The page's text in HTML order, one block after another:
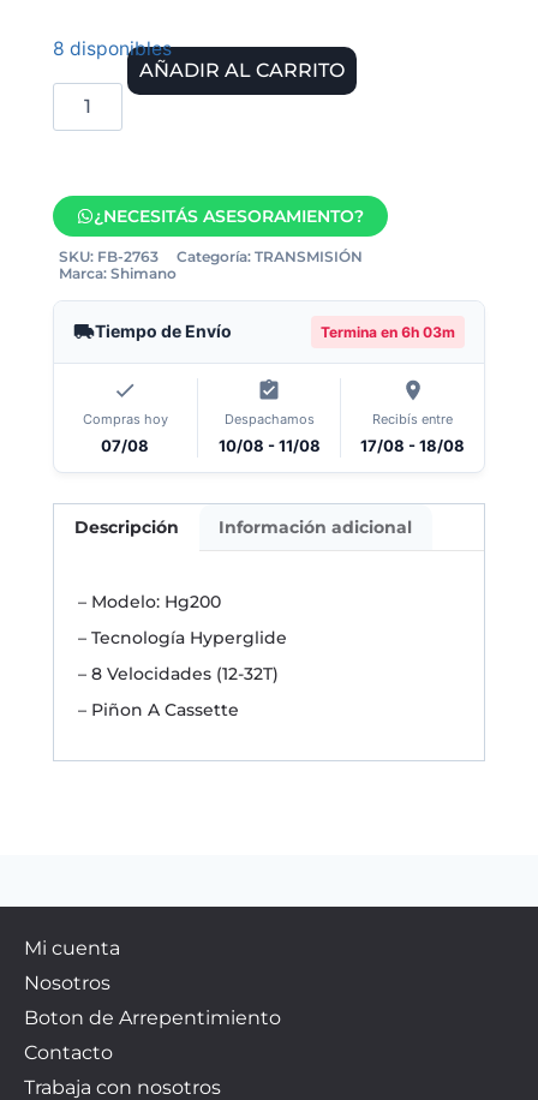
8 disponibles
AÑADIR AL CARRITO
¿NECESITÁS ASESORAMIENTO?
SKU: FB-2763 Categoría: TRANSMISIÓN
Marca: Shimano
Tiempo de Envío Termina en 6h 03m
Compras hoy
07/08
Despachamos
10/08 - 11/08
Recibís entre
17/08 - 18/08
Descripción Información adicional
– Modelo: Hg200
– Tecnología Hyperglide
– 8 Velocidades (12-32T)
– Piñon A Cassette
Mi cuenta
Nosotros
Boton de Arrepentimiento
Contacto
Trabaja con nosotros